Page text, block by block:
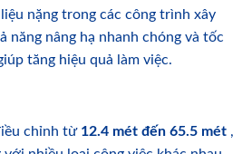
nặng trong các công trình xây
năng nâng hạ nhanh chóng và tốc
tăng hiệu quả làm việc.
chỉnh từ 12.4 mét đến 65.5 mét ,